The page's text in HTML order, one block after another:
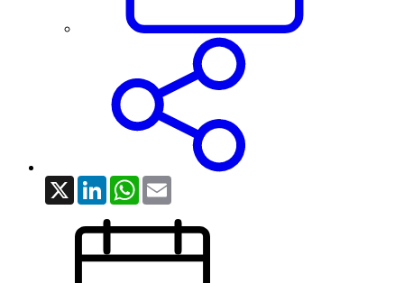
X LinkedInWhatsApp